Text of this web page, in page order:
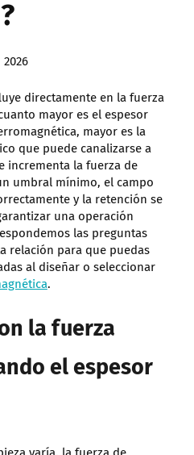
2026
directamente en la fuerza
mayor es el espesor
mayor es la
que puede canalizarse a
incrementa la fuerza de
umbral mínimo, el campo
y la retención se
una operación
las preguntas
relación para que puedas
al diseñar o seleccionar
.
la fuerza
el espesor